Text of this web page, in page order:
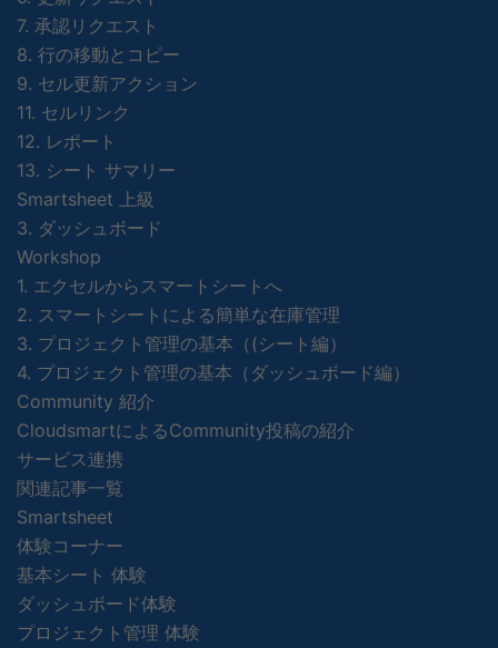
7. 承認リクエスト
8. 行の移動とコピー
9. セル更新アクション
11. セルリンク
12. レポート
13. シート サマリー
Smartsheet 上級
3. ダッシュボード
Workshop
1. エクセルからスマートシートへ
2. スマートシートによる簡単な在庫管理
3. プロジェクト管理の基本（(シート編）
4. プロジェクト管理の基本（ダッシュボード編）
Community 紹介
CloudsmartによるCommunity投稿の紹介
サービス連携
関連記事一覧
Smartsheet
体験コーナー
基本シート 体験
ダッシュボード体験
プロジェクト管理 体験